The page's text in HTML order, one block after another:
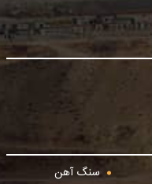
سنگ آهن